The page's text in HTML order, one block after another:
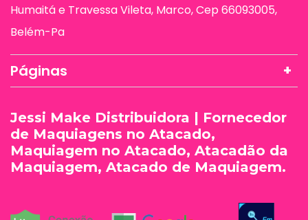
Humaitá e Travessa Vileta, Marco, Cep 66093005,
Belém-Pa
Páginas
Jessi Make Distribuidora | Fornecedor
de Maquiagens no Atacado,
Maquiagem no Atacado, Atacadão da
Maquiagem, Atacado de Maquiagem.